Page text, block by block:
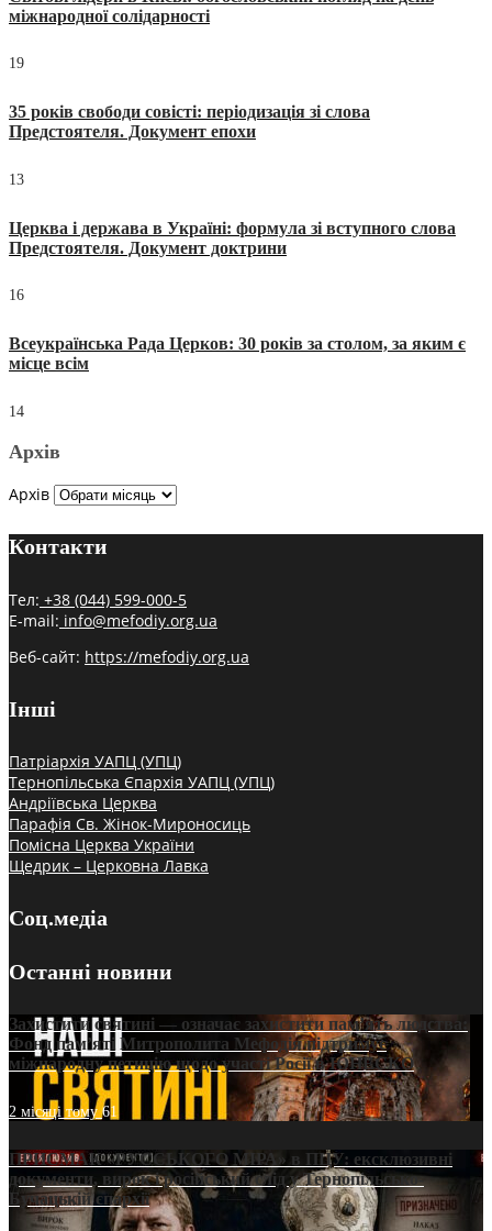
міжнародної солідарності
19
35 років свободи совісті: періодизація зі слова
Предстоятеля. Документ епохи
13
Церква і держава в Україні: формула зі вступного слова
Предстоятеля. Документ доктрини
16
Всеукраїнська Рада Церков: 30 років за столом, за яким є
місце всім
14
Архів
Архів
Контакти
Тел: +38 (044) 599-000-5
E-mail: info@mefodiy.org.ua
Веб-сайт: https://mefodiy.org.ua
Інші
Патріархія УАПЦ (УПЦ)
Тернопільська Єпархія УАПЦ (УПЦ)
Андріївська Церква
Парафія Св. Жінок-Мироносиць
Помісна Церква України
Щедрик – Церковна Лавка
Соц.медіа
Останні новини
Захистити святині — означає захистити пам’ять людства:
Фонд пам’яті Митрополита Мефодія підтримує
міжнародну петицію щодо участі Росії в ЮНЕСКО
2 місяці тому61
ПРИСМАК «РУССЬКОГО МІРА» в ПЦУ: ексклюзивні
документи, вирок і російський слід у Тернопільсько-
Бучацькій єпархії